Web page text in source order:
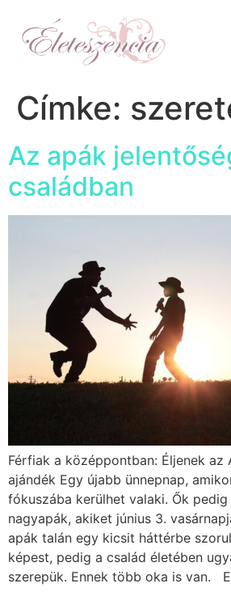
Címke:
Az apák
családban
Férfiak a középpontban: Éljenek az
ajándék Egy újabb ünnepnap,
fókuszába kerülhet valaki. Ők
nagyapák, akiket június 3.
apák talán egy kicsit háttérbe
képest, pedig a család életében
szerepük. Ennek több oka is van.